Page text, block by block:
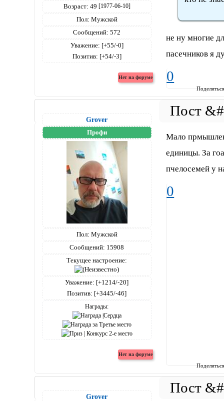
Возраст: 49 [1977-06-10]
Пол: Мужской
Сообщений: 572
Уважение: [+55/-0]
Позитив: [+54/-3]
не ну многие
пасечников я
0
Grover
Профи
Пол: Мужской
Сообщений: 15908
Текущее настроение:
Уважение: [+1214/-20]
Позитив: [+3445/-46]
Награды:
Мало
единицы. За
пчелосемей у
0
Grover